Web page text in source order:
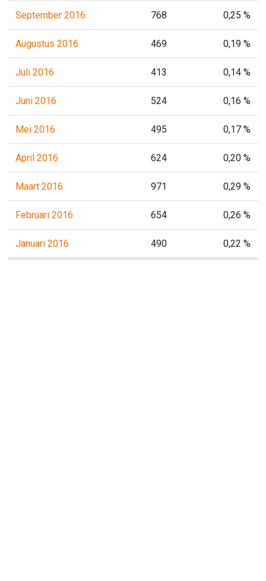
September 2016 768 0,25 %
Augustus 2016 469 0,19 %
Juli 2016 413 0,14 %
Juni 2016 524 0,16 %
Mei 2016 495 0,17 %
April 2016 624 0,20 %
Maart 2016 971 0,29 %
Februari 2016 654 0,26 %
Januari 2016 490 0,22 %